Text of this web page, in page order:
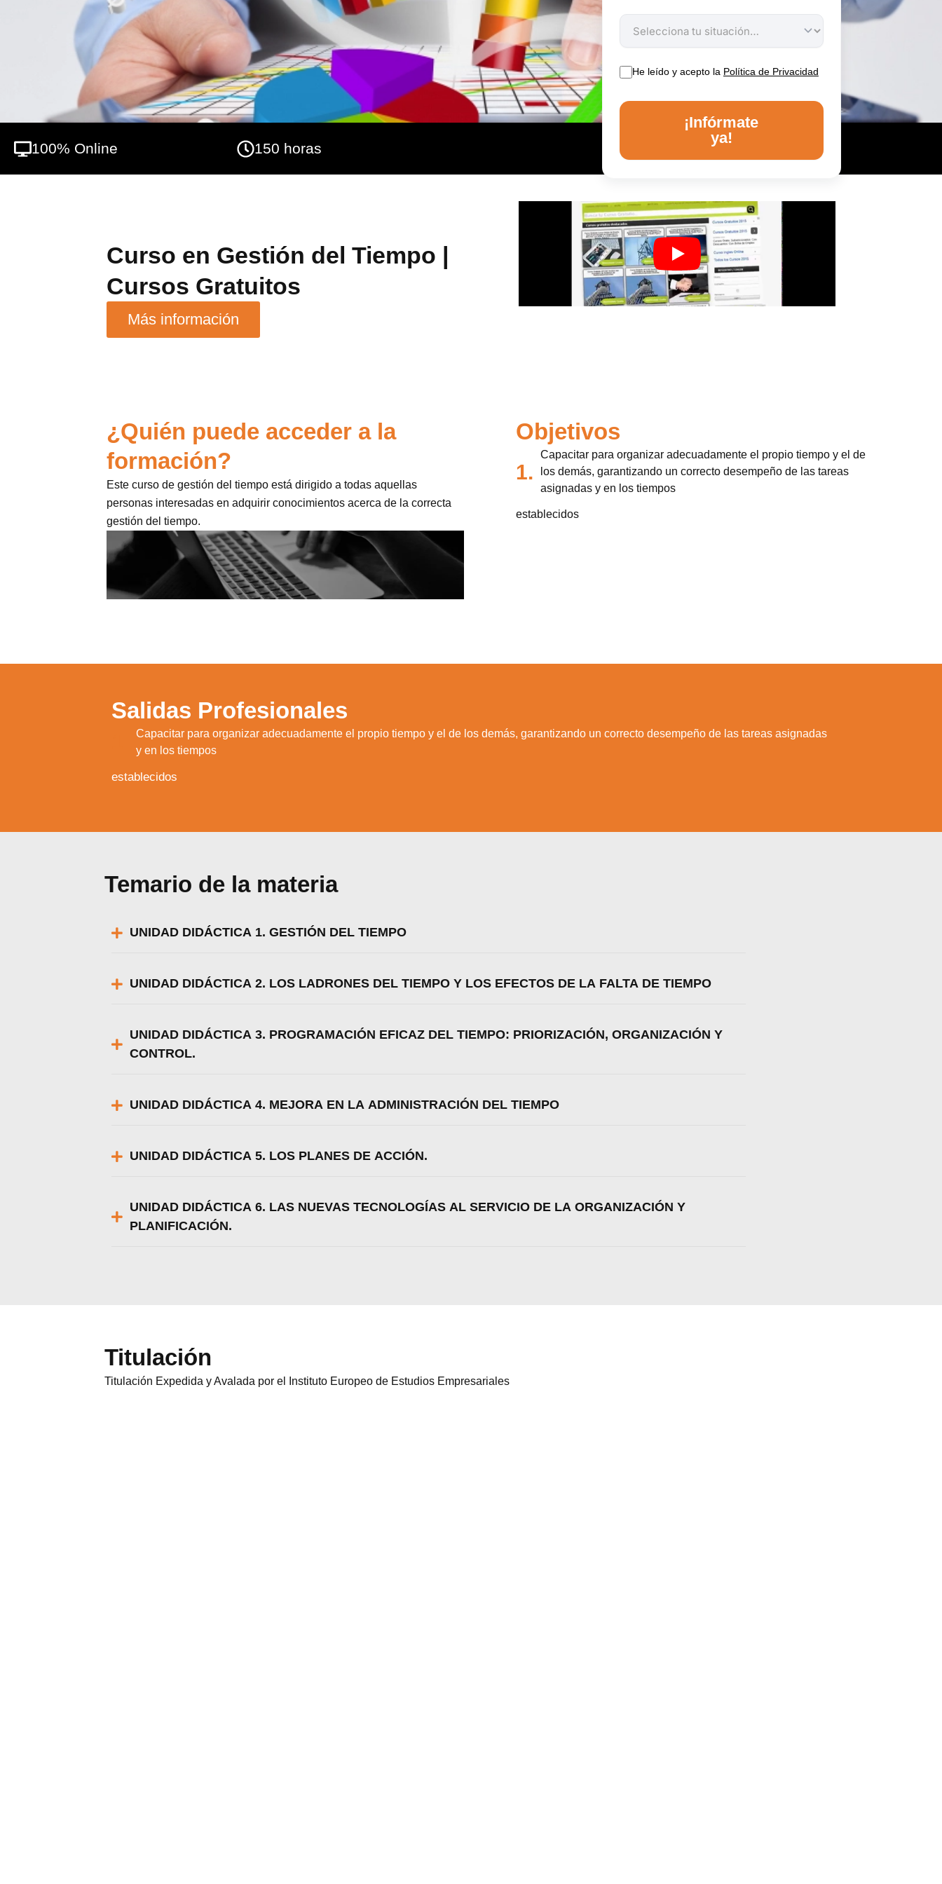
He leído y acepto la Política de Privacidad
¡Infórmate
ya!
100% Online 150 horas
Curso en Gestión del Tiempo |
Cursos Gratuitos
Más información
¿Quién puede acceder a la
formación?
Este curso de gestión del tiempo está dirigido a todas aquellas
personas interesadas en adquirir conocimientos acerca de la correcta
gestión del tiempo.
Objetivos
1.
Capacitar para organizar adecuadamente el propio tiempo y el de
los demás, garantizando un correcto desempeño de las tareas
asignadas y en los tiempos
establecidos
Salidas Profesionales
Capacitar para organizar adecuadamente el propio tiempo y el de los demás, garantizando un correcto desempeño de las tareas asignadas
y en los tiempos
establecidos
Temario de la materia
UNIDAD DIDÁCTICA 1. GESTIÓN DEL TIEMPO
UNIDAD DIDÁCTICA 2. LOS LADRONES DEL TIEMPO Y LOS EFECTOS DE LA FALTA DE TIEMPO
UNIDAD DIDÁCTICA 3. PROGRAMACIÓN EFICAZ DEL TIEMPO: PRIORIZACIÓN, ORGANIZACIÓN Y
CONTROL.
UNIDAD DIDÁCTICA 4. MEJORA EN LA ADMINISTRACIÓN DEL TIEMPO
UNIDAD DIDÁCTICA 5. LOS PLANES DE ACCIÓN.
UNIDAD DIDÁCTICA 6. LAS NUEVAS TECNOLOGÍAS AL SERVICIO DE LA ORGANIZACIÓN Y
PLANIFICACIÓN.
Titulación
Titulación Expedida y Avalada por el Instituto Europeo de Estudios Empresariales
Utilizamos cookies para ofrecerte la mejor experiencia en nuestra web.
Puedes aprender más sobre qué cookies utilizamos o desactivarlas en los